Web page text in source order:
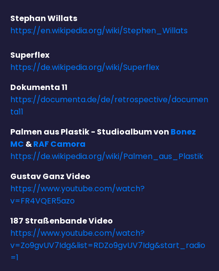
Stephan Willats
https://en.wikipedia.org/wiki/Stephen_Willats
Superflex
https://de.wikipedia.org/wiki/Superflex
Dokumenta 11
https://documenta.de/de/retrospective/documen
ta11
Palmen aus Plastik - Studioalbum von Bonez
MC &RAF Camora
https://de.wikipedia.org/wiki/Palmen_aus_Plastik
Gustav Ganz Video
https://www.youtube.com/watch?
v=FR4VQER5azo
187 Straßenbande Video
https://www.youtube.com/watch?
v=Zo9gvUV7Idg&list=RDZo9gvUV7Idg&start_radio
=1